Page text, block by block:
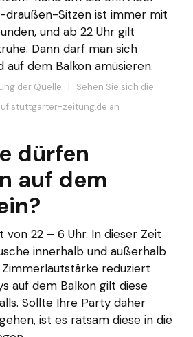
draußen-Sitzen ist immer mit
und ab 22 Uhr gilt
Dann darf man sich
auf dem Balkon amüsieren.
der Quelle | Sehen Sie sich die
stuttgarter-zeitung.de an
dürfen
auf dem
von 22 – 6 Uhr. In dieser Zeit
innerhalb und außerhalb
reduziert
auf dem Balkon gilt diese
Sollte Ihre Party daher
ist es ratsam diese in die